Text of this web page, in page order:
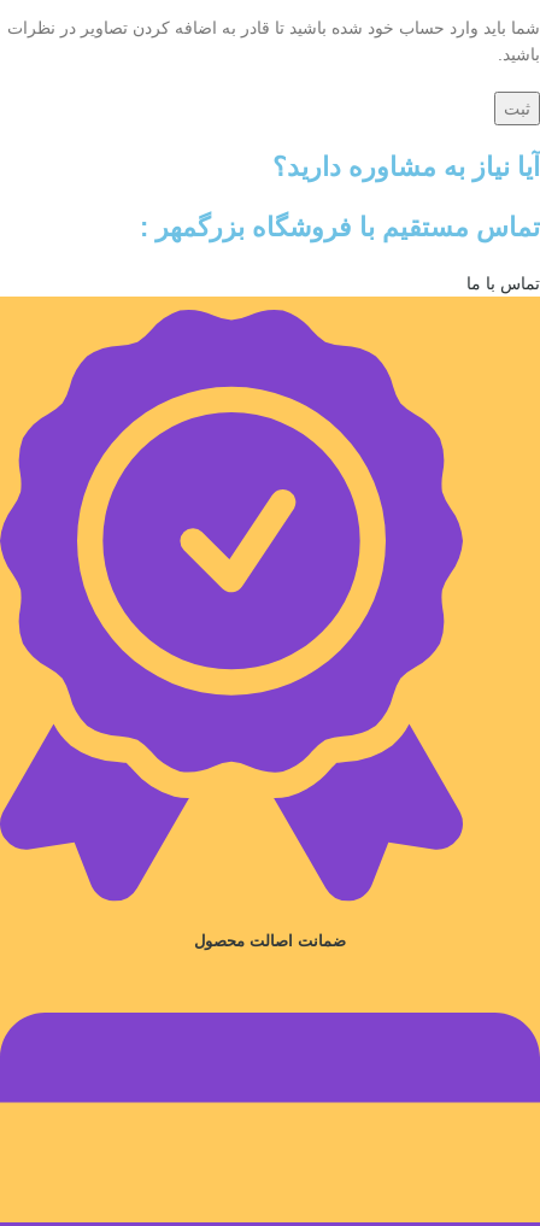
شما باید وارد حساب خود شده باشید تا قادر به اضافه کردن تصاویر در نظرات
باشید.
آیا نیاز به مشاوره دارید؟
تماس مستقیم با فروشگاه بزرگمهر :
تماس با ما
ضمانت اصالت محصول